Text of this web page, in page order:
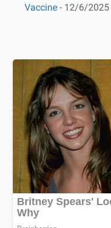
Vaccine - 12/6/2025